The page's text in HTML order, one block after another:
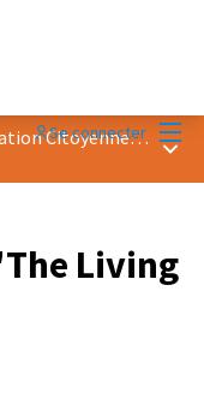
Se connecter
Prix &quot;Bonne Pratique en Participation Citoyenne&quot; 2019
Living